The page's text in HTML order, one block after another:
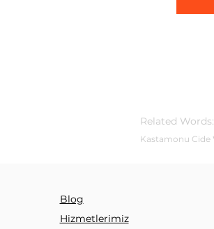
Related Words:
Kastamonu Cide
Blog
Hizmetlerimiz